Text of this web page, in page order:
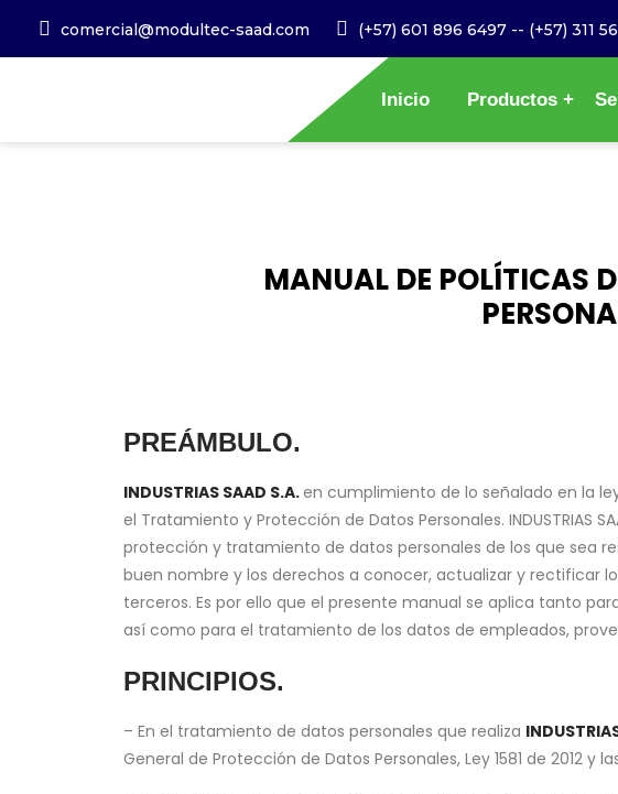
comercial@modultec-saad.com (+57) 601 896 6497 -- (+57) 311
Inicio Productos
MANUAL DE POLÍTICAS
PREÁMBULO.
INDUSTRIAS SAAD S.A.en cumplimiento de lo señalado en la
el Tratamiento y Protección de Datos Personales.
protección y tratamiento de datos personales de los que sea
buen nombre y los derechos a conocer, actualizar y rectificar
terceros. Es por ello que el presente manual se aplica tanto
así como para el tratamiento de los datos de empleados,
PRINCIPIOS.
– En el tratamiento de datos personales que realiza
General de Protección de Datos Personales, Ley 1581 de 2012